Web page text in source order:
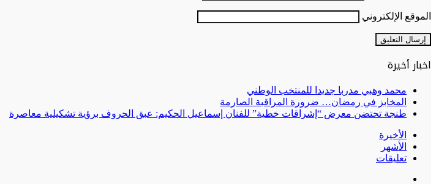
الموقع الإلكتروني
اخبار أخيرة
محمد وهبي مدربا جديدا للمنتخب الوطني
المخابز في رمضان… ضرورة المراقبة الصارمة
طنجة تحتضن معرض “إشراقات خطية” للفنان إسماعيل الحكيم: عبق الحروف برؤية تشكيلية معاصرة
الأخيرة
الأشهر
تعليقات